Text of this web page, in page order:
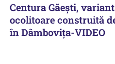
Centura Găești,
ocolitoare construită
în Dâmbovița-VIDEO